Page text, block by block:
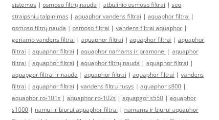
sistemos | osmoso filtrų nauda | atbulinio osmoso filtrai | seo
straipsniu talpinimas | aquaphor vandens filtrai | aquaphor filtrai |
osmoso filtrų nauda | osmoso filtrai | vandens filtrai aquaphor |
geriamo vandens filtrai | aquaphor filtrai | aquaphor filtrai | aquaphor
filtrai | aquaphor filtrai | aquaphor namams ir pramonei | aquaphor
filtrai | aquaphor filtrai | aquaphor filtrų nauda | aquaphor filtrai |
aquapgor filtrai ir nauda | aquaphor filtrai | aquaphor filtrai | vandens
filtrai | aquaphor filtrai | vandens filtru rusys | aquaphor s800 |
aquaphor ro-101s | aquaphor ro-102s | aquapgor s550 | aquaphor
s1000 | namui ir biurui aquaphor filtrai | namams ir biurui aquaphor